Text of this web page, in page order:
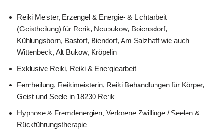
Reiki Meister, Erzengel & Energie- & Lichtarbeit
(Geistheilung) für Rerik, Neubukow, Boiensdorf,
Kühlungsborn, Bastorf, Biendorf, Am Salzhaff wie auch
Wittenbeck, Alt Bukow, Kröpelin
Exklusive Reiki, Reiki & Energiearbeit
Fernheilung, Reikimeisterin, Reiki Behandlungen für Körper,
Geist und Seele in 18230 Rerik
Hypnose & Fremdenergien, Verlorene Zwillinge / Seelen &
Rückführungstherapie